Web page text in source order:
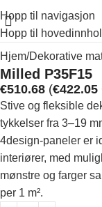
Hopp til navigasjon
Hopp til
Klikk for å
Hjem Dekorative
Milled P35F15
€510.68 (€422.05
Stive og fleksible
tykkelser fra 3–19
4design-paneler er
interiører, med
mønstre og farger
per 1 m².